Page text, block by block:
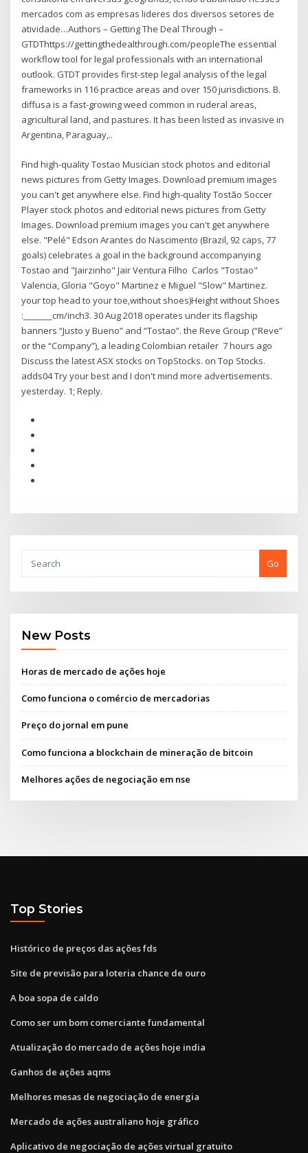
mercados com as empresas lideres dos diversos setores de
atividade…Authors – Getting The Deal Through –
GTDThttps://gettingthedealthrough.com/peopleThe essential
workflow tool for legal professionals with an international
outlook. GTDT provides first-step legal analysis of the legal
frameworks in 116 practice areas and over 150 jurisdictions. B.
diffusa is a fast-growing weed common in ruderal areas,
agricultural land, and pastures. It has been listed as invasive in
Argentina, Paraguay,..
Find high-quality Tostao Musician stock photos and editorial
news pictures from Getty Images. Download premium images
you can't get anywhere else. Find high-quality Tostão Soccer
Player stock photos and editorial news pictures from Getty
Images. Download premium images you can't get anywhere
else. "Pelé" Edson Arantes do Nascimento (Brazil, 92 caps, 77
goals) celebrates a goal in the background accompanying
Tostao and "Jairzinho" Jair Ventura Filho Carlos "Tostao"
Valencia, Gloria "Goyo" Martinez e Miguel "Slow" Martinez.
your top head to your toe,without shoes)Height without Shoes
:_______cm/inch3. 30 Aug 2018 operates under its flagship
banners “Justo y Bueno” and “Tostao”. the Reve Group (“Reve”
or the “Company”), a leading Colombian retailer 7 hours ago
Discuss the latest ASX stocks on TopStocks. on Top Stocks.
adds04 Try your best and I don't mind more advertisements.
yesterday. 1; Reply.
Go
New Posts
Horas de mercado de ações hoje
Como funciona o comércio de mercadorias
Preço do jornal em pune
Como funciona a blockchain de mineração de bitcoin
Melhores ações de negociação em nse
Top Stories
Histórico de preços das ações fds
Site de previsão para loteria chance de ouro
A boa sopa de caldo
Como ser um bom comerciante fundamental
Atualização do mercado de ações hoje india
Ganhos de ações aqms
Melhores mesas de negociação de energia
Mercado de ações australiano hoje gráfico
Aplicativo de negociação de ações virtual gratuito